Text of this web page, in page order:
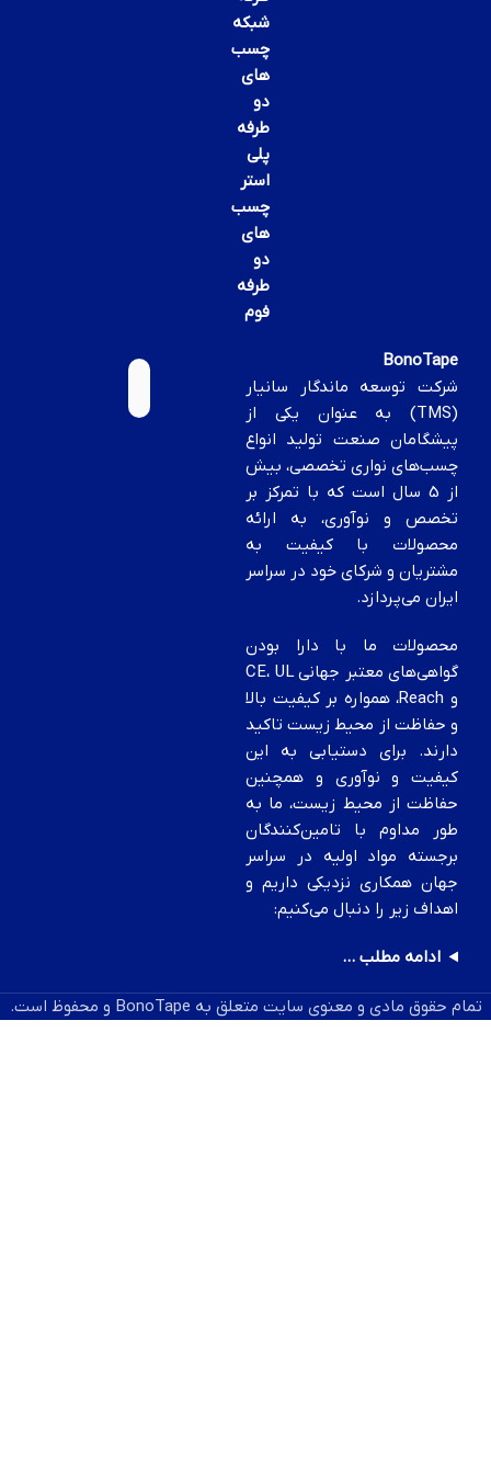
شبکه
چسب
های
دو
طرفه
پلی
استر
چسب
های
دو
طرفه
فوم
BonoTape
شرکت توسعه ماندگار سانیار
(TMS) به عنوان یکی از
پیشگامان صنعت تولید انواع
چسب‌های نواری تخصصی، بیش
از 5 سال است که با تمرکز بر
تخصص و نوآوری، به ارائه
محصولات با کیفیت به
مشتریان و شرکای خود در سراسر
ایران می‌پردازد.
محصولات ما با دارا بودن
گواهی‌های معتبر جهانی CE، UL
و Reach، همواره بر کیفیت بالا
و حفاظت از محیط زیست تاکید
دارند. برای دستیابی به این
کیفیت و نوآوری و همچنین
حفاظت از محیط زیست، ما به
طور مداوم با تامین‌کنندگان
برجسته مواد اولیه در سراسر
جهان همکاری نزدیکی داریم و
اهداف زیر را دنبال می‌کنیم:
ادامه مطلب ...
تمام حقوق مادی و معنوی سایت متعلق به BonoTape و محفوظ است.